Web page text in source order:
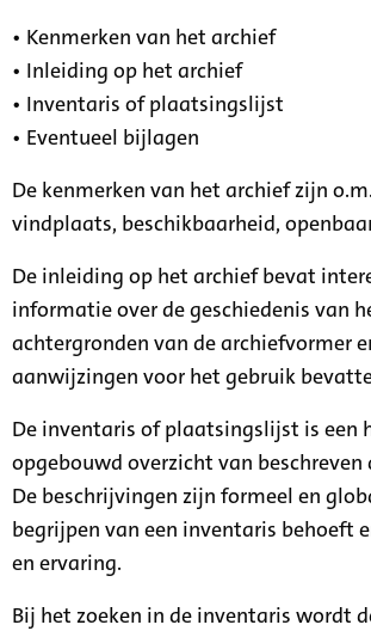
• Kenmerken van het archief
• Inleiding op het archief
• Inventaris of plaatsingslijst
• Eventueel bijlagen
De kenmerken van het archief zijn
vindplaats, beschikbaarheid,
De inleiding op het archief bevat
informatie over de geschiedenis van
achtergronden van de archiefvormer
aanwijzingen voor het gebruik
De inventaris of plaatsingslijst is een
opgebouwd overzicht van
De beschrijvingen zijn formeel en
begrijpen van een inventaris behoeft
en ervaring.
Bij het zoeken in de inventaris wordt